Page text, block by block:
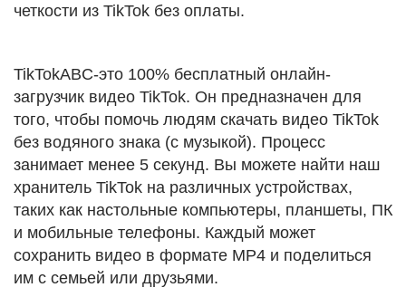
четкости из TikTok без оплаты.
TikTokABC-это 100% бесплатный онлайн-
загрузчик видео TikTok. Он предназначен для
того, чтобы помочь людям скачать видео TikTok
без водяного знака (с музыкой). Процесс
занимает менее 5 секунд. Вы можете найти наш
хранитель TikTok на различных устройствах,
таких как настольные компьютеры, планшеты, ПК
и мобильные телефоны. Каждый может
сохранить видео в формате MP4 и поделиться
им с семьей или друзьями.